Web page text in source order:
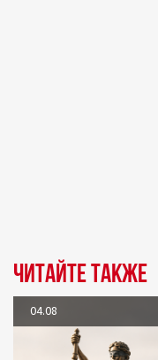
Читайте также
04.08